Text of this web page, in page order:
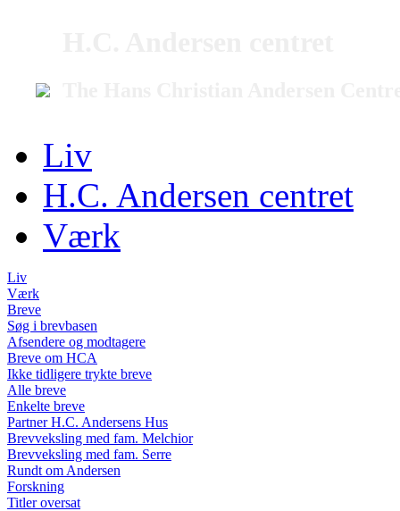
Liv
H.C. Andersen centret
Værk
Liv
Værk
Breve
Søg i brevbasen
Afsendere og modtagere
Breve om HCA
Ikke tidligere trykte breve
Alle breve
Enkelte breve
Partner H.C. Andersens Hus
Brevveksling med fam. Melchior
Brevveksling med fam. Serre
Rundt om Andersen
Forskning
Titler oversat